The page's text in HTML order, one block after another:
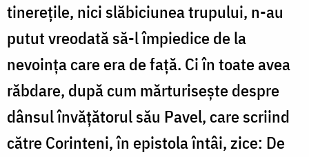
tinerețile, nici slăbiciunea trupului, n-au
putut vreodată să-l împiedice de la
nevoința care era de față. Ci în toate avea
răbdare, după cum mărturisește despre
dânsul învățătorul său Pavel, care scriind
către Corinteni, în epistola întâi, zice: De